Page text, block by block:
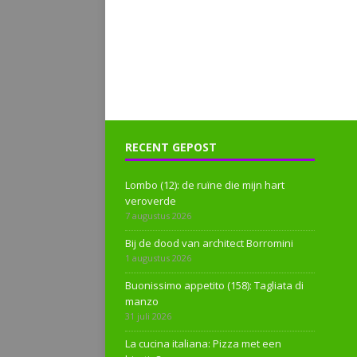
RECENT GEPOST
Lombo (12): de ruïne die mijn hart
veroverde
7 augustus 2026
Bij de dood van architect Borromini
1 augustus 2026
Buonissimo appetito (158): Tagliata di
manzo
31 juli 2026
La cucina italiana: Pizza met een